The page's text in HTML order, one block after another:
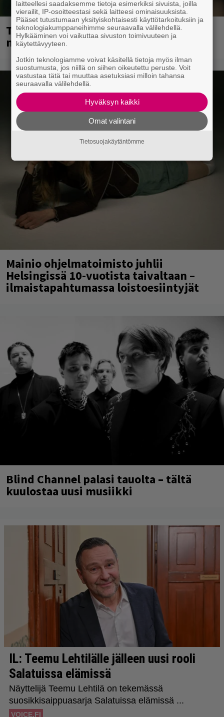
Tampereella sunnuntaina superpäivä –
nämä artistit mukana
Mainio ohjelmatoimisto juhlii
Helsingissä 10-vuotista taivaltaan –
ilmaistapahtumassa loistoesiintyjät
Blind Channel palasi tauolta – tältä
kuulostaa uusi musiikki
laitteellesi saadaksemme tietoja esimerkiksi sivuista, joilla
vierailit, IP-osoitteestasi sekä laitteesi ominaisuuksista.
Pääset tutustumaan yksityiskohtaisesti käyttötarkoituksiin ja
teknologiakumppaneihimme seuraavalla välilehdellä.
Hylkääminen voi vaikuttaa sivuston toimivuuteen ja
käytettävyyteen.
Jotkin teknologiamme voivat käsitellä tietoja myös ilman
suostumusta, jos niillä on siihen oikeutettu peruste. Voit
vastustaa tätä tai muuttaa asetuksiasi milloin tahansa
seuraavalla välilehdellä.
Hyväksyn kaikki
Omat valintani
Tietosuojakäytäntömme